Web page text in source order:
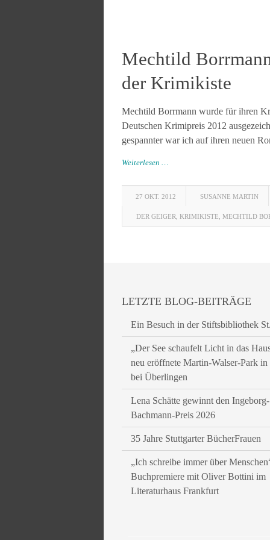
Mechtild
der Krimikiste
Mechtild Borrmann wurde für ihren
Deutschen Krimipreis 2012
gespannter war ich auf ihren neuen
Weiterlesen …
27 OKT. 2012 SUSANNE MARTIN
DER GEIGER KRIMIKISTE MECHTILD
LETZTE BLOG-BEITRÄGE
Ein Besuch in der Stiftsbibliothek
„Der See schaufelt Licht in das
neu eröffnete Martin-Walser-Park
bei Überlingen
Lena Schätte gewinnt den Ingeborg-
Bachmann-Preis 2026
35 Jahre Stuttgarter BücherFrauen
„Ich schreibe immer über
Buchpremiere mit Oliver Bottini im
Literaturhaus Frankfurt